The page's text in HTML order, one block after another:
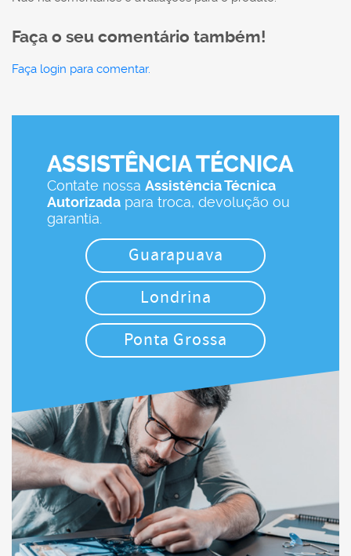
Faça o seu comentário também!
Faça login para comentar.
ASSISTÊNCIA TÉCNICA
Contate nossa Assistência Técnica
Autorizada para troca, devolução ou
garantia.
Guarapuava
Londrina
Ponta Grossa